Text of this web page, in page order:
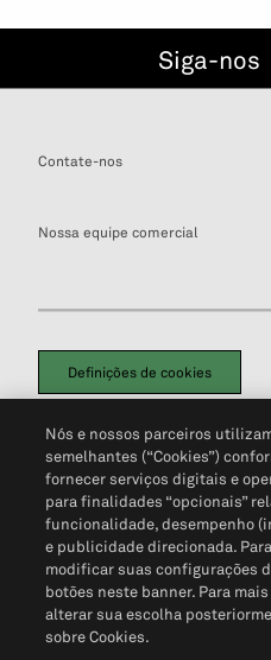
Siga-nos
Contate-nos
Nossa equipe comercial
Definições de cookies
Política de PrivacidadePortal de
Não Venda Minhas Informações
Nós e nossos parceiros
semelhantes (“Cookies”)
fornecer serviços digitais e
para finalidades “opcionais”
funcionalidade, desempenho
e publicidade direcionada.
modificar suas configurações
botões neste banner. Para
alterar sua escolha
sobre Cookies.